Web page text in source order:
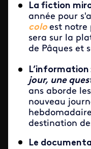
La fiction
année pour
coloest notre
sera sur la
de Pâques et
L’information
jour, une
ans aborde
nouveau
destination
Le